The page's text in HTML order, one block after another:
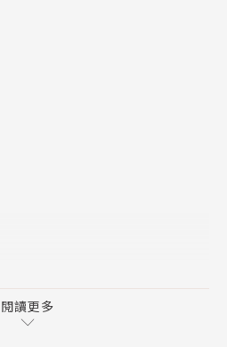
而來的高中生慎之，卻為他的
，四位主角視點撰寫的小說登
的細節，粉絲必讀的外傳！
閱讀更多